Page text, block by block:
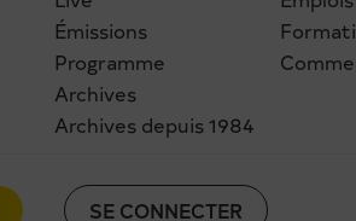
Émissions
Programme
Archives
Archives depuis 1984
SE CONNECTER